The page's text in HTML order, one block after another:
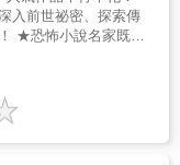
躪的奴隸呢？
入前世祕密、探索傳
★恐怖小說名家既
推薦！ ★單行本獨家
私房筆記大公開！